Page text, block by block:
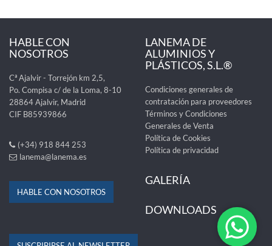
HABLE CON
NOSOTROS
Cª Ajalvir - Torrejón km 2,5,
Po. Compisa c/ de la Loma, 8-10
28864 Ajalvir, Madrid
CIF B85939866
(+34) 918 844 253
lanema@lanema.es
HABLE CON NOSOTROS
LANEMA DE
ALUMINIOS Y
PLÁSTICOS, S.L.®
Condiciones generales de
contratación para proveedores
Términos y Condiciones
Generales de Venta
Política de Cookies
Política de privacidad
GALERÍA
DOWNLOADS